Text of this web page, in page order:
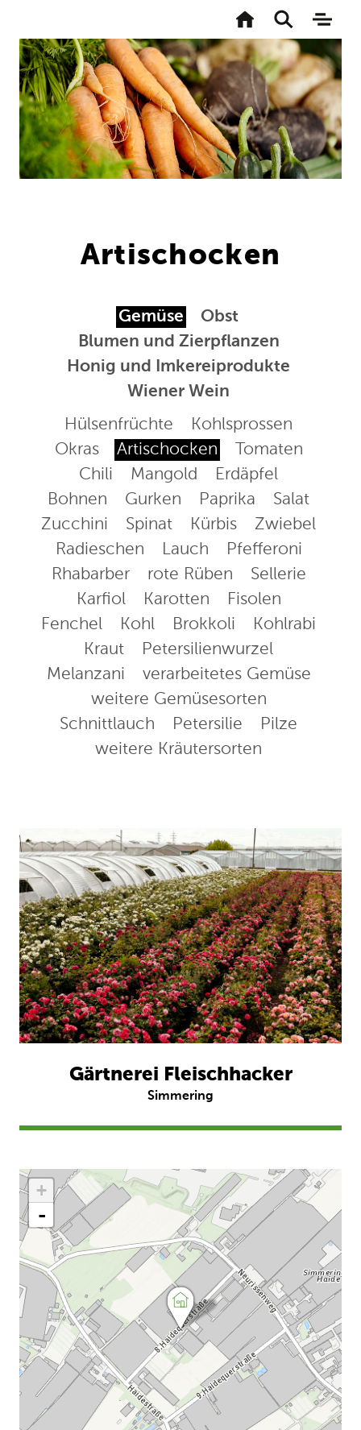
Direkt
zum
Inhalt
Toggle
search
Startseite
Artischocken
Gemüse
Obst
Blumen und Zierpflanzen
Honig und Imkereiprodukte
Wiener Wein
Hülsenfrüchte
Kohlsprossen
Okras
Artischocken
Tomaten
Chili
Mangold
Erdäpfel
Bohnen
Gurken Paprika
Salat
Zucchini
Spinat Kürbis
Zwiebel
Radieschen
Lauch
Pfefferoni
Rhabarber
rote Rüben
Sellerie
Karfiol
Karotten
Fisolen
Fenchel
Kohl Brokkoli
Kohlrabi
Kraut
Petersilienwurzel
Melanzani
verarbeitetes Gemüse
weitere Gemüsesorten
Schnittlauch
Petersilie
Pilze
weitere Kräutersorten
Gärtnerei Fleischhacker
Simmering
+
-